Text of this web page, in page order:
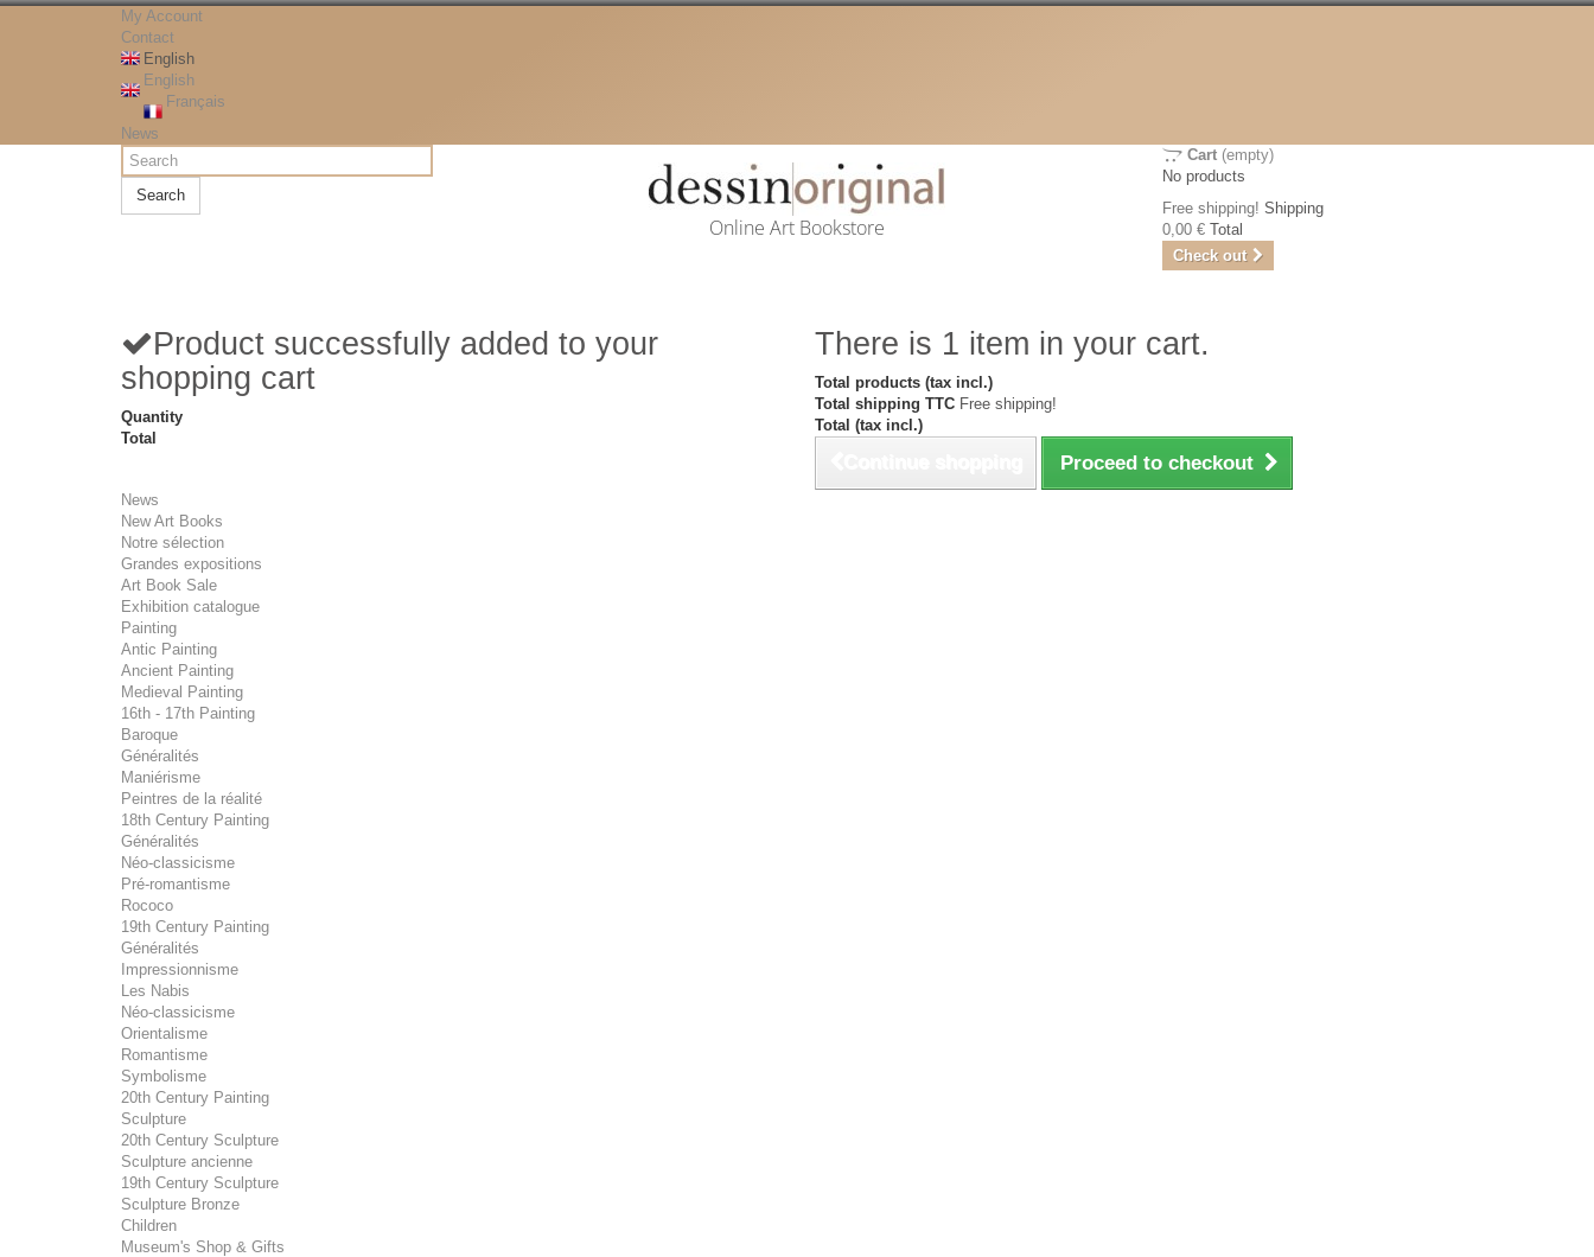
My Account
Contact
English
English
Français
News
Search
Online Art Bookstore
Cart (empty)
No products
Free shipping! Shipping
0,00 € Total
Check out
Product successfully added to your
shopping cart
Quantity
Total
There is 1 item in your cart.
Total products (tax incl.)
Total shipping TTC Free shipping!
Total (tax incl.)
Proceed to checkout
News
New Art Books
Notre sélection
Grandes expositions
Art Book Sale
Exhibition catalogue
Painting
Antic Painting
Ancient Painting
Medieval Painting
16th - 17th Painting
Baroque
Généralités
Maniérisme
Peintres de la réalité
18th Century Painting
Généralités
Néo-classicisme
Pré-romantisme
Rococo
19th Century Painting
Généralités
Impressionnisme
Les Nabis
Néo-classicisme
Orientalisme
Romantisme
Symbolisme
20th Century Painting
Sculpture
20th Century Sculpture
Sculpture ancienne
19th Century Sculpture
Sculpture Bronze
Children
Museum's Shop & Gifts